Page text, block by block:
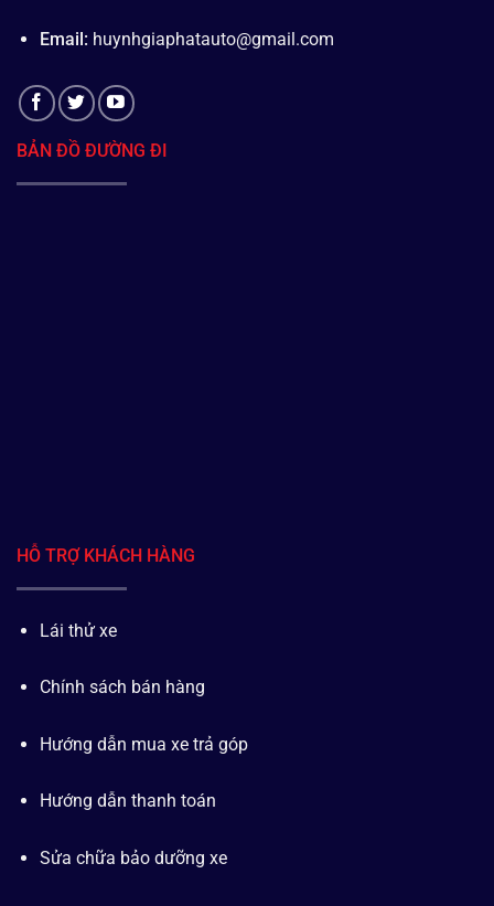
Email: huynhgiaphatauto@gmail.com
BẢN ĐỒ ĐƯỜNG ĐI
HỖ TRỢ KHÁCH HÀNG
Lái thử xe
Chính sách bán hàng
Hướng dẫn mua xe trả góp
Hướng dẫn thanh toán
Sửa chữa bảo dưỡng xe